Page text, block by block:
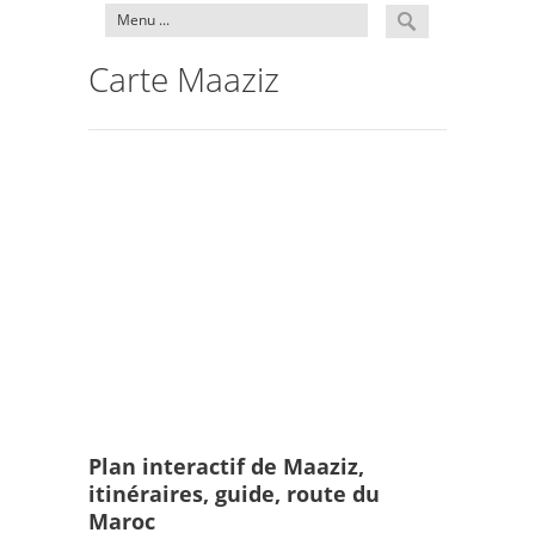
Carte Maaziz
Plan interactif de Maaziz,
itinéraires, guide, route du
Maroc